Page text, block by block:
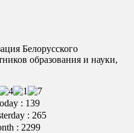
Белорусского
образования и науки,
: 139
: 265
: 2299